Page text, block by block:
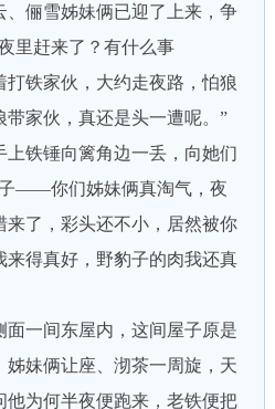
俪雪姊妹俩已迎了上来，争
里赶来了？有什么事
铁家伙，大约走夜路，怕狼
家伙，真还是头一遭呢。”
铁锤向篱角边一丢，向她们
——你们姊妹俩真淘气，夜
来了，彩头还不小，居然被你
来得真好，野豹子的肉我还真
一间东屋内，这间屋子原是
妹俩让座、沏茶一周旋，天
他为何半夜便跑来，老铁便把